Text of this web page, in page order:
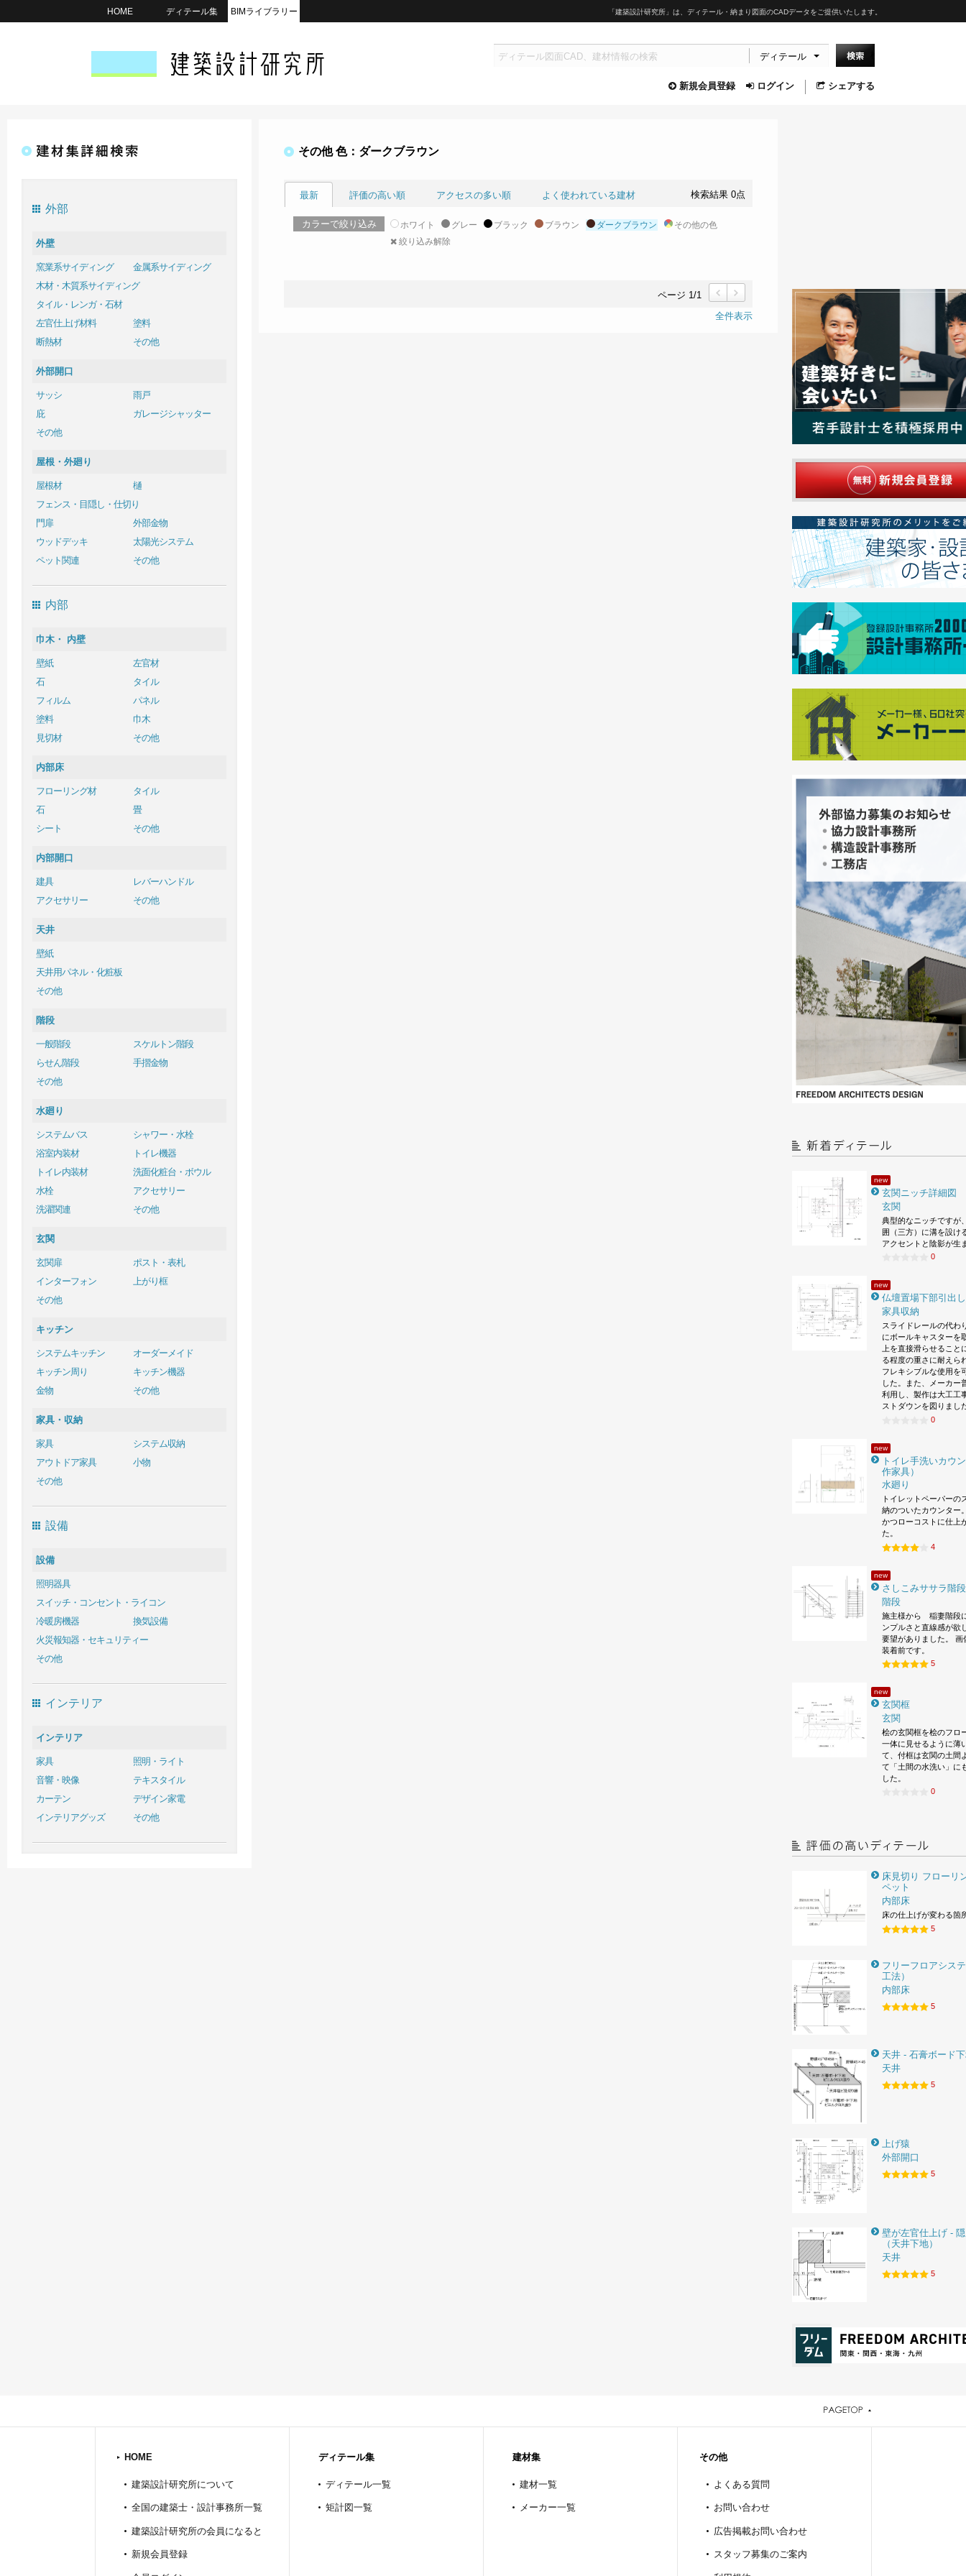
「建築設計研究所」は、ディテール・納まり図面のCADデータをご提供いたします。
HOME ディテール集 BIMライブラリー
ディテール
新規会員登録 ログイン シェアする
外部
外壁
窯業系サイディング
金属系サイディング
木材・木質系サイディング
タイル・レンガ・石材
左官仕上げ材料
塗料
断熱材
その他
外部開口
サッシ
雨戸
庇
ガレージシャッター
その他
屋根・外廻り
屋根材
樋
フェンス・目隠し・仕切り
門扉
外部金物
ウッドデッキ
太陽光システム
ペット関連
その他
内部
巾木・ 内壁
壁紙
左官材
石
タイル
フィルム
パネル
塗料
巾木
見切材
その他
内部床
フローリング材
タイル
石
畳
シート
その他
内部開口
建具
レバーハンドル
アクセサリー
その他
天井
壁紙
天井用パネル・化粧板
その他
階段
一般階段
スケルトン階段
らせん階段
手摺金物
その他
水廻り
システムバス
シャワー・水栓
浴室内装材
トイレ機器
トイレ内装材
洗面化粧台・ボウル
水栓
アクセサリー
洗濯関連
その他
玄関
玄関扉
ポスト・表札
インターフォン
上がり框
その他
キッチン
システムキッチン
オーダーメイド
キッチン周り
キッチン機器
金物
その他
家具・収納
家具
システム収納
アウトドア家具
小物
その他
設備
設備
照明器具
スイッチ・コンセント・ライコン
冷暖房機器
換気設備
火災報知器・セキュリティー
その他
インテリア
インテリア
家具
照明・ライト
音響・映像
テキスタイル
カーテン
デザイン家電
インテリアグッズ
その他
new
玄関ニッチ詳細図
玄関
典型的なニッチですが
囲（三方）に溝を設け
アクセントと陰影が生
0
new
仏壇置場下部引出
家具収納
スライドレールの代わ
にボールキャスターを
上を直接滑らせること
る程度の重さに耐えら
フレキシブルな使用を
した。また、メーカー
利用し、製作は大工工
ストダウンを図りまし
0
new
トイレ手洗いカウ
作家具）
水廻り
トイレットペーパーの
納のついたカウンター
かつローコストに仕上
た。
4
new
さしこみササラ階段
階段
施主様から 稲妻階段
ンプルさと直線感が
要望がありました。 画
装着前です。
5
new
玄関框
玄関
桧の玄関框を桧のフロ
一体に見せるように薄
て、付框は玄関の土間
て「土間の水洗い」に
した。
0
床見切り フローリ
ペット
内部床
床の仕上げが変わる箇
5
フリーフロアシス
工法）
内部床
5
天井 - 石膏ボード
天井
5
上げ猿
外部開口
5
壁が左官仕上げ -
（天井下地）
天井
5
その他 色：ダークブラウン
最新 評価の高い順 アクセスの多い順 よく使われている建材 検索結果 0点
カラーで絞り込み ホワイト グレー ブラック ブラウン ダークブラウン
その他の色
絞り込み解除
ページ 1/1
前
次
全件表示
HOME
建築設計研究所について
全国の建築士・設計事務所一覧
建築設計研究所の会員になると
新規会員登録
ディテール集
ディテール一覧
矩計図一覧
建材集
建材一覧
メーカー一覧
その他
よくある質問
お問い合わせ
広告掲載お問い合わせ
スタッフ募集のご案内